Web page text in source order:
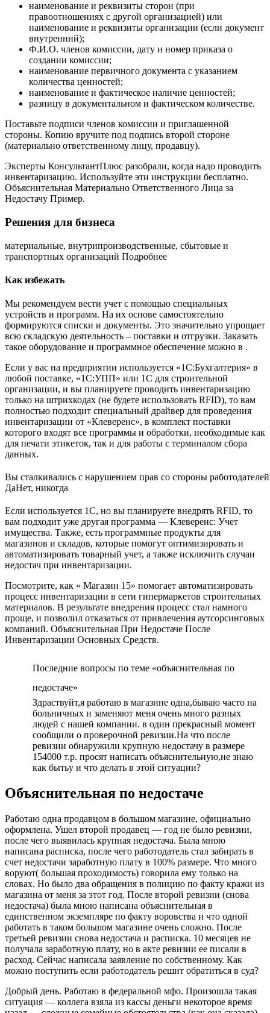
наименование и реквизиты сторон (при
правоотношениях с другой организацией) или
наименование и реквизиты организации (если документ
внутренний);
Ф.И.О. членов комиссии, дату и номер приказа о
создании комиссии;
наименование первичного документа с указанием
количества ценностей;
наименование и фактическое наличие ценностей;
разницу в документальном и фактическом количестве.
Поставьте подписи членов комиссии и приглашенной
стороны. Копию вручите под подпись второй стороне
(материально ответственному лицу, продавцу).
Эксперты КонсультантПлюс разобрали, когда надо проводить
инвентаризацию. Используйте эти инструкции бесплатно.
Объяснительная Материально Ответственного Лица за
Недостачу Пример.
Решения для бизнеса
материальные, внутрипроизводственные, сбытовые и
транспортных организаций Подробнее
Как избежать
Мы рекомендуем вести учет с помощью специальных
устройств и программ. На их основе самостоятельно
формируются списки и документы. Это значительно упрощает
всю складскую деятельность – поставки и отгрузки. Заказать
такое оборудование и программное обеспечение можно в .
Если у вас на предприятии используется «1С:Бухгалтерия» в
любой поставке, «1С:УПП» или 1С для строительной
организации, и вы планируете проводить инвентаризацию
только на штрихкодах (не будете использовать RFID), то вам
полностью подходит специальный драйвер для проведения
инвентаризации от «Клеверенс», в комплект поставки
которого входят все программы и обработки, необходимые как
для печати этикеток, так и для работы с терминалом сбора
данных.
Вы сталкивались с нарушением прав со стороны
ДаНет, никогда
Если используется 1С, но вы планируете внедрять RFID, то
вам подходит уже другая программа — Клеверенс: Учет
имущества. Также, есть программные продукты для
магазинов и складов, которые помогут оптимизировать и
автоматизировать товарный учет, а также исключить случаи
недостач при инвентаризации.
Посмотрите, как « Магазин 15» помогает автоматизировать
процесс инвентаризации в сети гипермаркетов строительных
материалов. В результате внедрения процесс стал намного
проще, и позволил отказаться от привлечения аутсорсинговых
компаний. Объяснительная При Недостаче После
Инвентаризации Основных Средств.
Последние вопросы по теме «объяснительная по
недостаче»
Здраствуйт,я работаю в магазине одна,бываю часто на
больничных и заменяют меня очень много разных
людей с нашей компании. в один прекрасный момент
сообщили о проверочной ревизии.На что после
ревизии обнаружили крупную недостачу в размере
154000 т.р. просят написать объяснительную,не знаю
как бытьу и что делать в этой ситуации?
Объяснительная по недостаче
Работаю одна продавцом в большом магазине, официально
оформлена. Ушел второй продавец — год не было ревизии,
после чего выявилась крупная недостача. Была мною
написана расписка, после чего работодатель стал забирать в
счет недостачи заработную плату в 100% размере. Что много
воруют( большая проходимость) говорила ему только на
словах. Но было два обращения в полицию по факту кражи из
магазина от меня за этот год. После второй ревизии (снова
недостача) была мною написана объяснительная в
единственном экземпляре по факту воровства и что одной
работать в таком большом магазине очень сложно. После
третьей ревизии снова недостача и расписка. 10 месяцев не
получала заработную плату, но в акте ревизии ее писали в
расход. Сейчас написала заявление по собственному. Как
можно поступить если работодатель решит обратиться в суд?
Добрый день. Работаю в федеральной мфо. Произошла такая
ситуация — коллега взяла из кассы деньги некоторое время